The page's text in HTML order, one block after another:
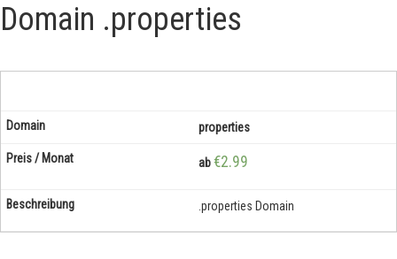
Domain .properties
properties
ab€2.99
.properties Domain